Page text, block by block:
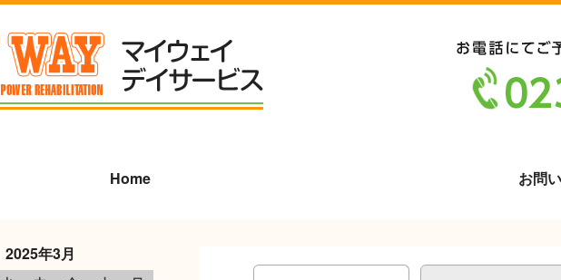
Home お問
2025年3月